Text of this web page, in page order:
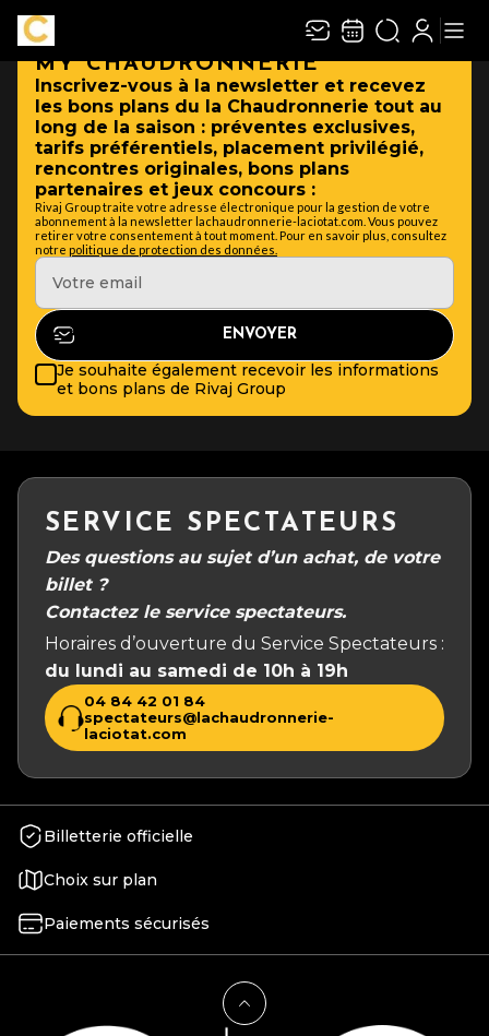
MY CHAUDRONNERIE
Inscrivez-vous à la newsletter et recevez
les bons plans du la Chaudronnerie tout au
long de la saison : préventes exclusives,
tarifs préférentiels, placement privilégié,
rencontres originales, bons plans
partenaires et jeux concours :
Rivaj Group traite votre adresse électronique pour la gestion de votre
abonnement à la newsletter lachaudronnerie-laciotat.com. Vous pouvez
retirer votre consentement à tout moment. Pour en savoir plus, consultez
notre politique de protection des données.
Je souhaite également recevoir les informations
et bons plans de Rivaj Group
SERVICE SPECTATEURS
Des questions au sujet d’un achat, de votre
billet ?
Contactez le service spectateurs.
Horaires d’ouverture du Service Spectateurs :
du lundi au samedi de 10h à 19h
04 84 42 01 84
spectateurs@lachaudronnerie-
laciotat.com
Billetterie officielle
Choix sur plan
Paiements sécurisés